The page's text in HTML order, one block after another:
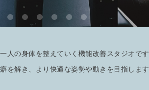
人の身体を整えていく機能改善スタジオです
を解き、より快適な姿勢や動きを目指します